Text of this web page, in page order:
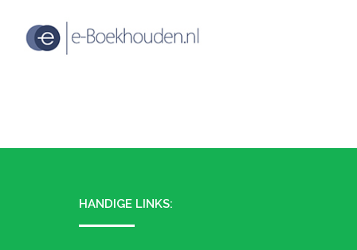
HANDIGE LINKS: